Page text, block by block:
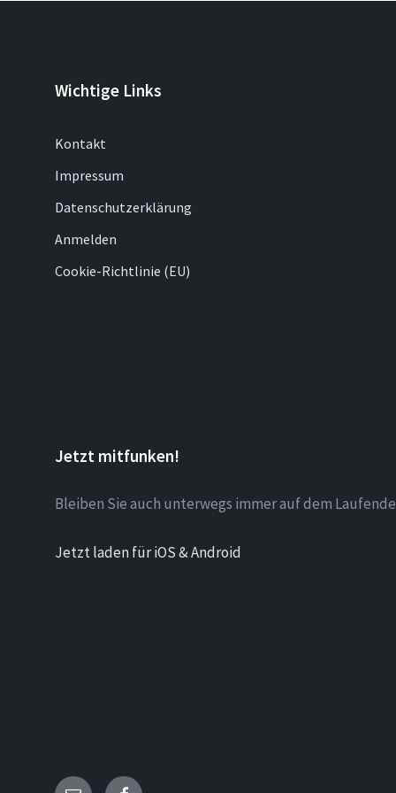
Wichtige Links
Kontakt
Impressum
Datenschutzerklärung
Anmelden
Cookie-Richtlinie (EU)
Jetzt mitfunken!
Bleiben Sie auch unterwegs immer auf dem
Jetzt laden für iOS & Android